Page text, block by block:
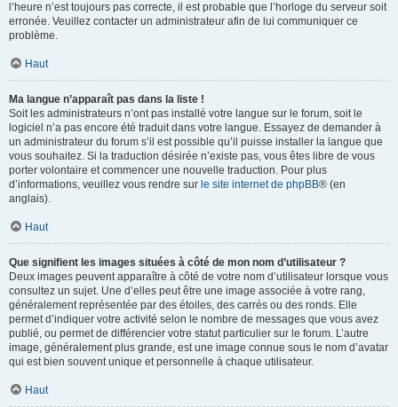
l’heure n’est toujours pas correcte, il est probable que l’horloge du serveur soit
erronée. Veuillez contacter un administrateur afin de lui communiquer ce
problème.
Haut
Ma langue n’apparaît pas dans la liste !
Soit les administrateurs n’ont pas installé votre langue sur le forum, soit le
logiciel n’a pas encore été traduit dans votre langue. Essayez de demander à
un administrateur du forum s’il est possible qu’il puisse installer la langue que
vous souhaitez. Si la traduction désirée n’existe pas, vous êtes libre de vous
porter volontaire et commencer une nouvelle traduction. Pour plus
d’informations, veuillez vous rendre sur le site internet de phpBB® (en
anglais).
Haut
Que signifient les images situées à côté de mon nom d’utilisateur ?
Deux images peuvent apparaître à côté de votre nom d’utilisateur lorsque vous
consultez un sujet. Une d’elles peut être une image associée à votre rang,
généralement représentée par des étoiles, des carrés ou des ronds. Elle
permet d’indiquer votre activité selon le nombre de messages que vous avez
publié, ou permet de différencier votre statut particulier sur le forum. L’autre
image, généralement plus grande, est une image connue sous le nom d’avatar
qui est bien souvent unique et personnelle à chaque utilisateur.
Haut